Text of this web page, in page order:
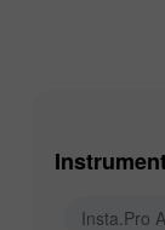
Insta.Pro